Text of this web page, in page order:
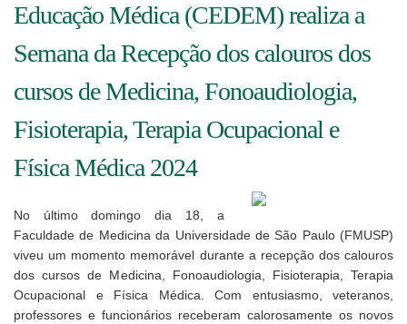
Educação Médica (CEDEM) realiza a
Semana da Recepção dos calouros dos
cursos de Medicina, Fonoaudiologia,
Fisioterapia, Terapia Ocupacional e
Física Médica 2024
No último domingo dia 18, a
Faculdade de Medicina da Universidade de São Paulo (FMUSP)
viveu um momento memorável durante a recepção dos calouros
dos cursos de Medicina, Fonoaudiologia, Fisioterapia, Terapia
Ocupacional e Física Médica. Com entusiasmo, veteranos,
professores e funcionários receberam calorosamente os novos